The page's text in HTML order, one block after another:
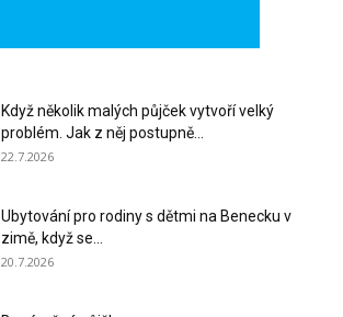
Když několik malých půjček vytvoří velký
problém. Jak z něj postupně...
22.7.2026
Ubytování pro rodiny s dětmi na Benecku v
zimě, když se...
20.7.2026